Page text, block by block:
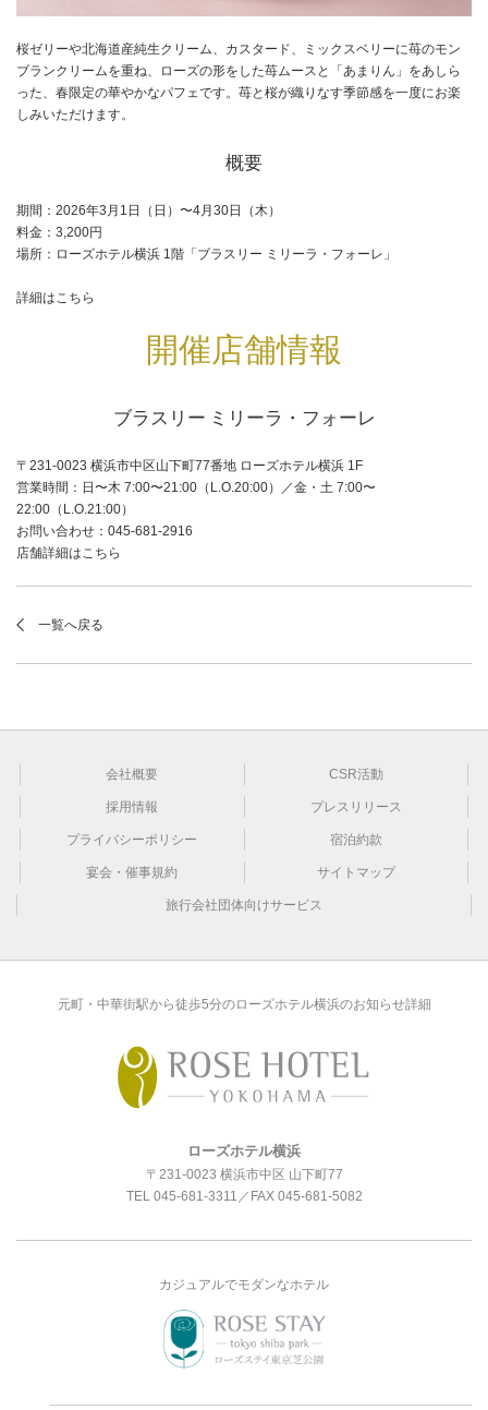
桜ゼリーや北海道産純生クリーム、カスタード、ミックスベリーに苺のモン
ブランクリームを重ね、ローズの形をした苺ムースと「あまりん」をあしら
った、春限定の華やかなパフェです。苺と桜が織りなす季節感を一度にお楽
しみいただけます。
概要
期間：2026年3月1日（日）〜4月30日（木）
料金：3,200円
場所：ローズホテル横浜 1階「ブラスリー ミリーラ・フォーレ」
詳細はこちら
開催店舗情報
ブラスリー ミリーラ・フォーレ
〒231-0023 横浜市中区山下町77番地 ローズホテル横浜 1F
営業時間：日〜木 7:00〜21:00（L.O.20:00）／金・土 7:00〜
22:00（L.O.21:00）
お問い合わせ：045-681-2916
店舗詳細はこちら
一覧へ戻る
会社概要 CSR活動
採用情報 プレスリリース
プライバシーポリシー 宿泊約款
宴会・催事規約 サイトマップ
旅行会社団体向けサービス
元町・中華街駅から徒歩5分のローズホテル横浜のお知らせ詳細
ローズホテル横浜
〒231-0023 横浜市中区 山下町77
TEL 045-681-3311 ／FAX 045-681-5082
カジュアルでモダンなホテル